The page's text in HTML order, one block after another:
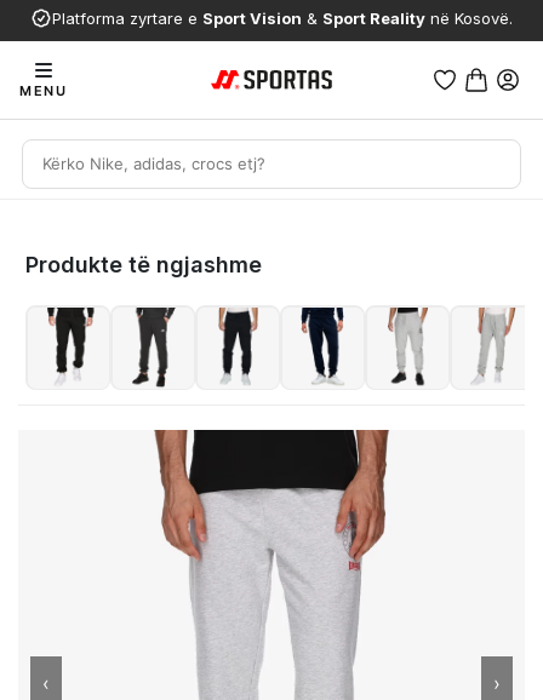
Platforma zyrtare e Sport Vision & Sport Reality në Kosovë.
MENU
Produkte të ngjashme
‹ ›